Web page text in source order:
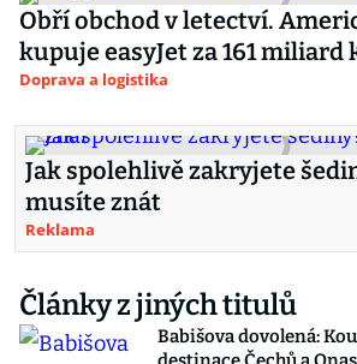
Obří obchod v letectví.
kupuje easyJet za 161 miliard
Doprava a logistika
Jak spolehlivě zakryjete
musíte znát
Reklama
Články z jiných titulů
Babišova dovolená: